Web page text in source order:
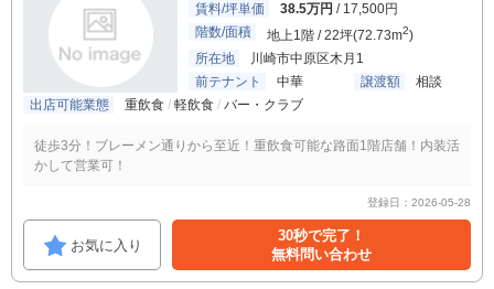
賃料/坪単価
38.5万円 / 17,500円
階数/面積
地上1階 / 22坪(72.73m2)
所在地
川崎市中原区木月1
前テナント
中華 譲渡額
相談
出店可能業態
重飲食 軽飲食 バー・クラブ
徒歩3分！ブレーメン通りから至近！重飲食可能な路面1階店舗！内装活
かして営業可！
登録日：2026-05-28
お気に入り
30秒で完了！
無料問い合わせ